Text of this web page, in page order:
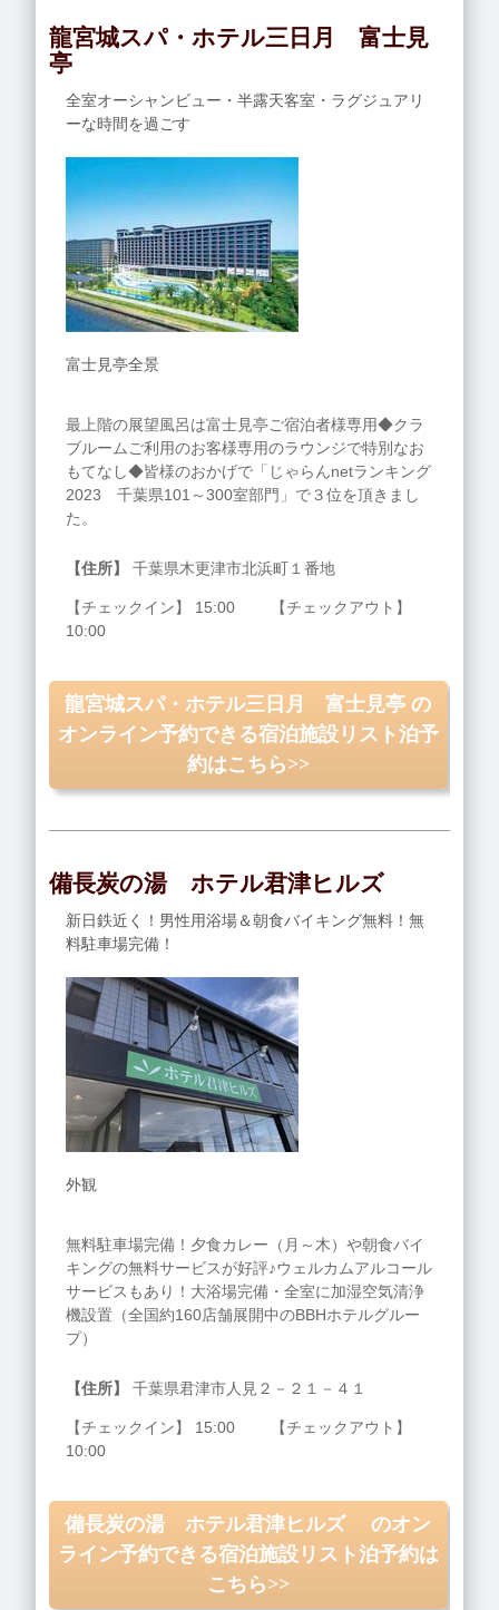
龍宮城スパ・ホテル三日月 富士見
亭
全室オーシャンビュー・半露天客室・ラグジュアリ
ーな時間を過ごす
富士見亭全景
最上階の展望風呂は富士見亭ご宿泊者様専用◆クラ
ブルームご利用のお客様専用のラウンジで特別なお
もてなし◆皆様のおかげで「じゃらんnetランキング
2023 千葉県101～300室部門」で３位を頂きまし
た。
【住所】 千葉県木更津市北浜町１番地
【チェックイン】 15:00 【チェックアウト】
10:00
龍宮城スパ・ホテル三日月 富士見亭 の
オンライン予約できる宿泊施設リスト泊予
約はこちら>>
備長炭の湯 ホテル君津ヒルズ
新日鉄近く！男性用浴場＆朝食バイキング無料！無
料駐車場完備！
外観
無料駐車場完備！夕食カレー（月～木）や朝食バイ
キングの無料サービスが好評♪ウェルカムアルコール
サービスもあり！大浴場完備・全室に加湿空気清浄
機設置（全国約160店舗展開中のBBHホテルグルー
プ）
【住所】 千葉県君津市人見２－２１－４１
【チェックイン】 15:00 【チェックアウト】
10:00
備長炭の湯 ホテル君津ヒルズ のオン
ライン予約できる宿泊施設リスト泊予約は
こちら>>